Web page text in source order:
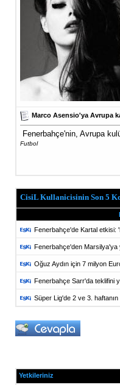
Marco Asensio'ya Avrupa
Fenerbahçe'nin, Avrupa
Futbol
CisiL Kullanicisinin Son 5
Fenerbahçe'de Kartal etkisi:
Fenerbahçe'den Marsilya'ya
Oğuz Aydın için 7 milyon
Fenerbahçe Sarr'da teklifini
Süper Lig'de 2 ve 3. haftanın
Yetkileriniz